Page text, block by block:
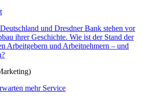
und Dresdner Bank stehen vor
ihrer Geschichte. Wie ist der Stand der
Arbeitgebern und Arbeitnehmern – und
mehr Service